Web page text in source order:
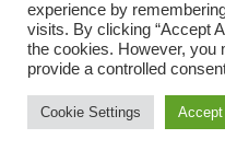
experience by
visits. By clicking “Accept
the cookies. However, you
provide a controlled
Cookie Settings Accept